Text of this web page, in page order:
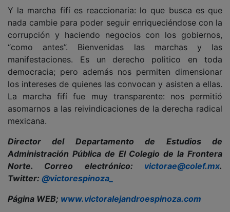
Y la marcha fifí es reaccionaria: lo que busca es que
nada cambie para poder seguir enriqueciéndose con la
corrupción y haciendo negocios con los gobiernos,
“como antes”. Bienvenidas las marchas y las
manifestaciones. Es un derecho politico en toda
democracia; pero además nos permiten dimensionar
los intereses de quienes las convocan y asisten a ellas.
La marcha fifí fue muy transparente: nos permitió
asomarnos a las reivindicaciones de la derecha radical
mexicana.
Director del Departamento de Estudios de
Administración Pública de El Colegio de la Frontera
Norte. Correo electrónico: victorae@colef.mx.
Twitter: @victorespinoza_
Página WEB; www.victoralejandroespinoza.com